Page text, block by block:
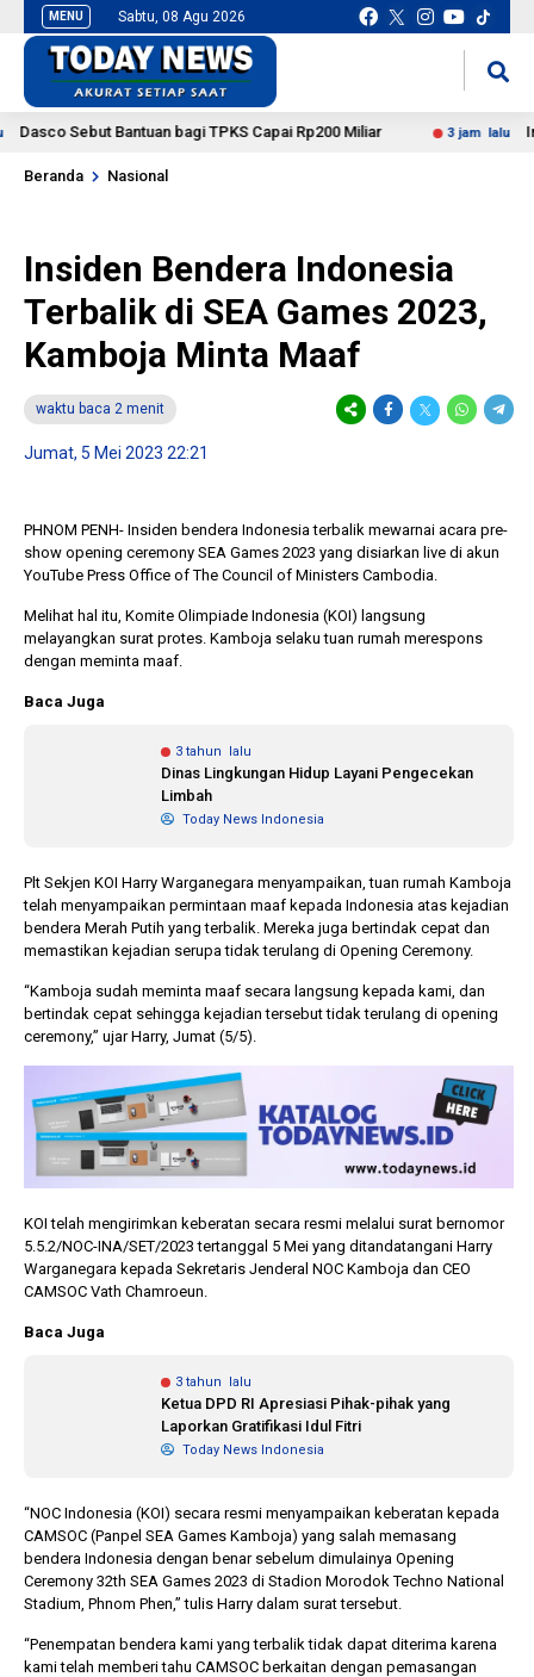
MENU Sabtu, 08 Agu 2026
Sebut Bantuan bagi TPKS Capai Rp200 Miliar 3 jam lalu
Beranda Nasional
Insiden Bendera Indonesia
Terbalik di SEA Games 2023,
Kamboja Minta Maaf
waktu baca 2 menit
Jumat, 5 Mei 2023 22:21
PHNOM PENH- Insiden bendera Indonesia terbalik mewarnai acara pre-
show opening ceremony SEA Games 2023 yang disiarkan live di akun
YouTube Press Office of The Council of Ministers Cambodia.
Melihat hal itu, Komite Olimpiade Indonesia (KOI) langsung
melayangkan surat protes. Kamboja selaku tuan rumah merespons
dengan meminta maaf.
Baca Juga
3 tahun lalu
Dinas Lingkungan Hidup Layani Pengecekan
Limbah
Today News Indonesia
Plt Sekjen KOI Harry Warganegara menyampaikan, tuan rumah Kamboja
telah menyampaikan permintaan maaf kepada Indonesia atas kejadian
bendera Merah Putih yang terbalik. Mereka juga bertindak cepat dan
memastikan kejadian serupa tidak terulang di Opening Ceremony.
“Kamboja sudah meminta maaf secara langsung kepada kami, dan
bertindak cepat sehingga kejadian tersebut tidak terulang di opening
ceremony,” ujar Harry, Jumat (5/5).
KOI telah mengirimkan keberatan secara resmi melalui surat bernomor
5.5.2/NOC-INA/SET/2023 tertanggal 5 Mei yang ditandatangani Harry
Warganegara kepada Sekretaris Jenderal NOC Kamboja dan CEO
CAMSOC Vath Chamroeun.
Baca Juga
3 tahun lalu
Ketua DPD RI Apresiasi Pihak-pihak yang
Laporkan Gratifikasi Idul Fitri
Today News Indonesia
“NOC Indonesia (KOI) secara resmi menyampaikan keberatan kepada
CAMSOC (Panpel SEA Games Kamboja) yang salah memasang
bendera Indonesia dengan benar sebelum dimulainya Opening
Ceremony 32th SEA Games 2023 di Stadion Morodok Techno National
Stadium, Phnom Phen,” tulis Harry dalam surat tersebut.
“Penempatan bendera kami yang terbalik tidak dapat diterima karena
kami telah memberi tahu CAMSOC berkaitan dengan pemasangan
Banyak Gugatan di
Pilkada 2024, Legislator
Keputusan